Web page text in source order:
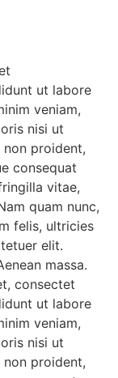
ut labore
veniam,
nisi ut
proident,
consequat
vitae,
quam nunc,
felis, ultricies
elit.
massa.
consectet
ut labore
veniam,
nisi ut
proident,